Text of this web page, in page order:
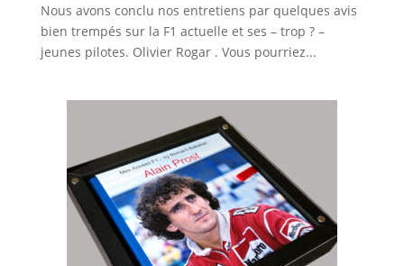
Nous avons conclu nos entretiens par quelques avis
bien trempés sur la F1 actuelle et ses – trop ? –
jeunes pilotes. Olivier Rogar . Vous pourriez...